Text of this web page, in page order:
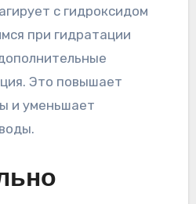
с гидроксидом
при гидратации
Это повышает
и уменьшает